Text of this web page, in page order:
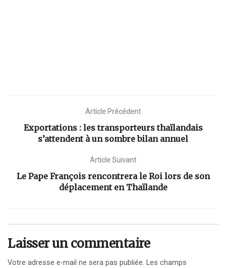
Article Précédent
Exportations : les transporteurs thaïlandais
s’attendent à un sombre bilan annuel
Article Suivant
Le Pape François rencontrera le Roi lors de son
déplacement en Thaïlande
Laisser un commentaire
Votre adresse e-mail ne sera pas publiée. Les champs